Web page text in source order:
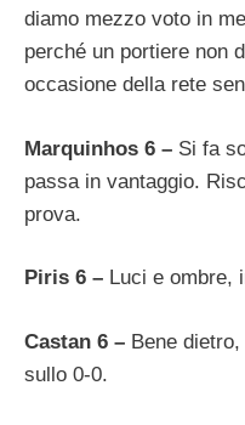
diamo mezzo voto in
perché un portiere non
occasione della rete
Marquinhos 6 – Si fa
passa in vantaggio.
prova.
Piris 6 – Luci e ombre,
Castan 6 – Bene
sullo 0-0.